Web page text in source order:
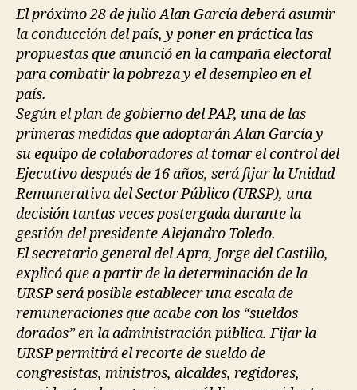
El próximo 28 de julio Alan García deberá asumir
la conducción del país, y poner en práctica las
propuestas que anunció en la campaña electoral
para combatir la pobreza y el desempleo en el
país.
Según el plan de gobierno del PAP, una de las
primeras medidas que adoptarán Alan García y
su equipo de colaboradores al tomar el control del
Ejecutivo después de 16 años, será fijar la Unidad
Remunerativa del Sector Público (URSP), una
decisión tantas veces postergada durante la
gestión del presidente Alejandro Toledo.
El secretario general del Apra, Jorge del Castillo,
explicó que a partir de la determinación de la
URSP será posible establecer una escala de
remuneraciones que acabe con los “sueldos
dorados” en la administración pública. Fijar la
URSP permitirá el recorte de sueldo de
congresistas, ministros, alcaldes, regidores,